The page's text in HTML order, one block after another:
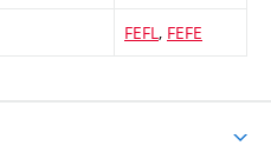
FEFL , FEFE